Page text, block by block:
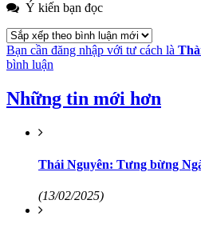
Ý kiến bạn đọc
Bạn cần đăng nhập với tư cách là
bình luận
Những tin mới hơn
Thái Nguyên: Tưng bừng
(13/02/2025)